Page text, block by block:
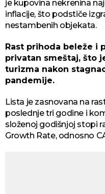
je kupovina nekrenina
inflacije, što podstiče
nestambenih objekata.
Rast prihoda beleže i
privatan smeštaj, što
turizma nakon
pandemije.
Lista je zasnovana na
poslednje tri godine i
složenoj godišnjoj stopi
Growth Rate, odnosno